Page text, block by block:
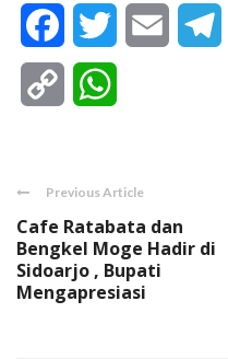
FacebookTwitter Email
Copy
Previous Article
Cafe Ratabata dan
Bengkel Moge Hadir di
Sidoarjo , Bupati
Mengapresiasi